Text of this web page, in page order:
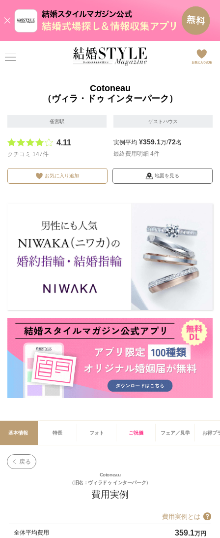
Cotoneau
（ヴィラ・ドゥ インターパーク）
雀宮駅 ゲストハウス
4.11
クチコミ 147件
実例平均 ¥359.1万/72名
最終費用明細 4件
お気に入り追加 地図を見る
基本情報 特長 フォト ご祝儀 フェア／見学 お得プ
戻る
Cotoneau
（旧名：ヴィラドゥ インターパーク）
費用実例
費用実例とは
全体平均費用 359.1万円